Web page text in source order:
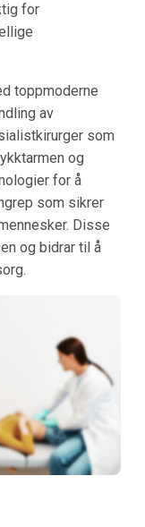
for
toppmoderne
av
som
og
for å
som sikrer
Disse
og bidrar til å